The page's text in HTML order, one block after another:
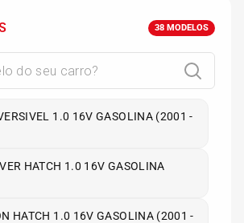
38 MODELOS
1.0 16V GASOLINA (2001 -
HATCH 1.0 16V GASOLINA
HATCH 1.0 16V GASOLINA (2001 -